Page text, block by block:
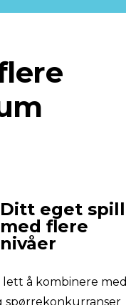
Ditt eget spill
med flere
nivåer
å kombinere med
spørrekonkurranser